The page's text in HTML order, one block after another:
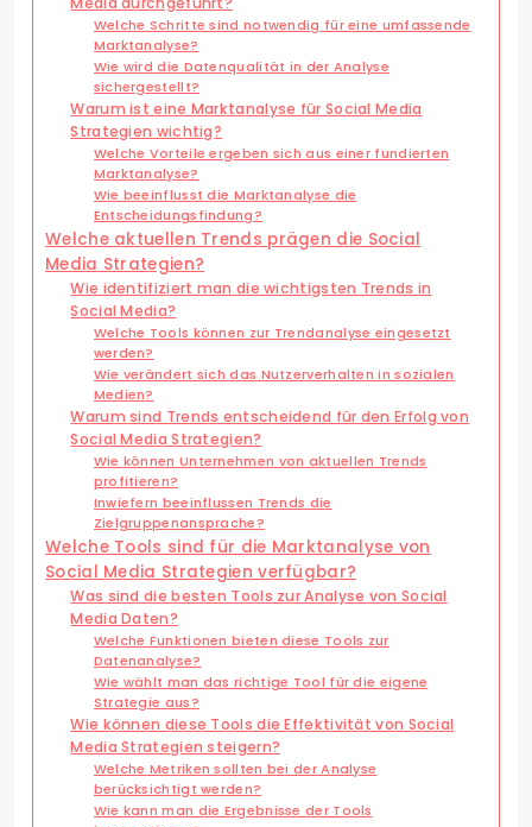
Welche Schritte sind notwendig für eine umfassende
Marktanalyse?
Wie wird die Datenqualität in der Analyse
sichergestellt?
Warum ist eine Marktanalyse für Social Media
Strategien wichtig?
Welche Vorteile ergeben sich aus einer fundierten
Marktanalyse?
Wie beeinflusst die Marktanalyse die
Entscheidungsfindung?
Welche aktuellen Trends prägen die Social
Media Strategien?
Wie identifiziert man die wichtigsten Trends in
Social Media?
Welche Tools können zur Trendanalyse eingesetzt
werden?
Wie verändert sich das Nutzerverhalten in sozialen
Medien?
Warum sind Trends entscheidend für den Erfolg von
Social Media Strategien?
Wie können Unternehmen von aktuellen Trends
profitieren?
Inwiefern beeinflussen Trends die
Zielgruppenansprache?
Welche Tools sind für die Marktanalyse von
Social Media Strategien verfügbar?
Was sind die besten Tools zur Analyse von Social
Media Daten?
Welche Funktionen bieten diese Tools zur
Datenanalyse?
Wie wählt man das richtige Tool für die eigene
Strategie aus?
Wie können diese Tools die Effektivität von Social
Media Strategien steigern?
Welche Metriken sollten bei der Analyse
berücksichtigt werden?
Wie kann man die Ergebnisse der Tools